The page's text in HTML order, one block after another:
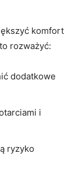
komfort
rozważyć:
dodatkowe
i
ryzyko